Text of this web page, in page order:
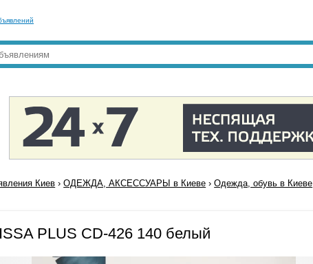
Киев ›ОДЕЖДА, АКСЕССУАРЫ в Киеве ›Одежда, обувь в Киеве
PLUS CD-426 140 белый